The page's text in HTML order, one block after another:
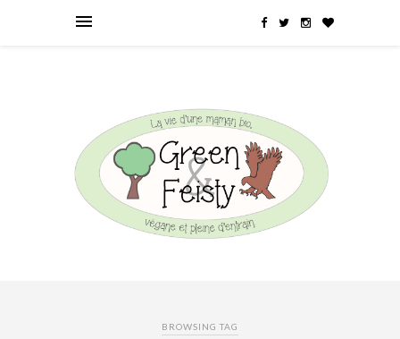
BROWSING TAG